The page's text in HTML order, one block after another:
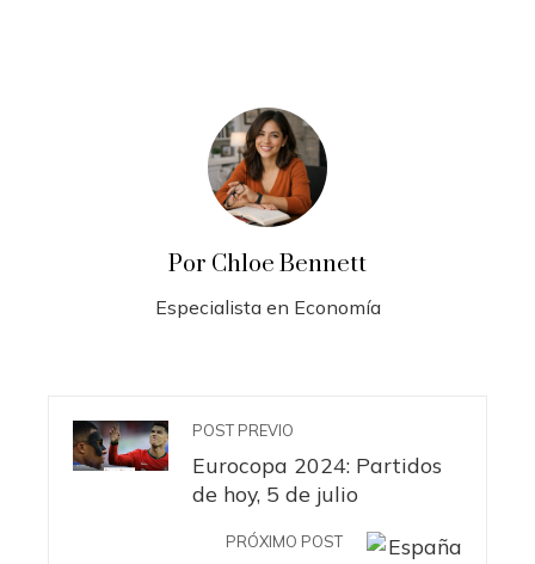
Por Chloe Bennett
Especialista en Economía
POST PREVIO
Eurocopa 2024: Partidos
de hoy, 5 de julio
PRÓXIMO POST